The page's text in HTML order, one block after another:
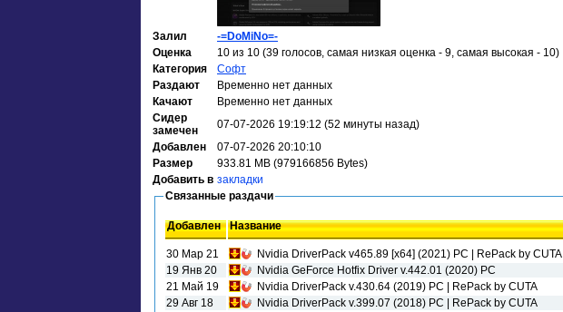
Залил
-=DoMiNo=-
Оценка
10 из 10 (39 голосов, самая низкая оценка - 9, самая высокая - 10)
Категория
Софт
Раздают
Временно нет данных
Качают
Временно нет данных
Сидер
замечен
07-07-2026 19:19:12 (52 минуты назад)
Добавлен
07-07-2026 20:10:10
Размер
933.81 MB (979166856 Bytes)
Добавить в закладки
Связанные раздачи
Добавлен Название
30 Мар 21 Nvidia DriverPack v465.89 [x64] (2021) PC | RePack by CUTA
19 Янв 20
Nvidia GeForce Hotfix Driver v.442.01 (2020) PC
21 Май 19
Nvidia DriverPack v.430.64 (2019) PC | RePack by CUTA
29 Авг 18
Nvidia DriverPack v.399.07 (2018) РС | RePack by CUTA